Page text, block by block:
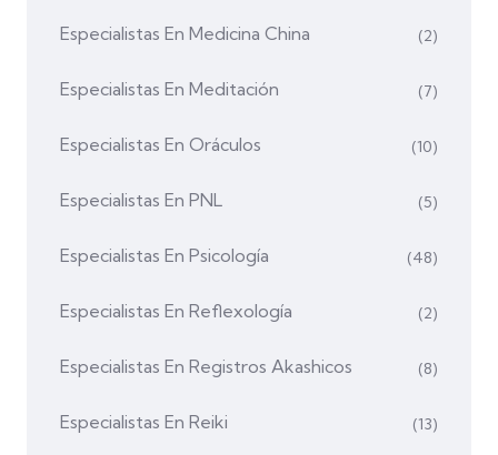
Especialistas En Medicina China (2)
Especialistas En Meditación (7)
Especialistas En Oráculos (10)
Especialistas En PNL (5)
Especialistas En Psicología (48)
Especialistas En Reflexología (2)
Especialistas En Registros Akashicos (8)
Especialistas En Reiki (13)